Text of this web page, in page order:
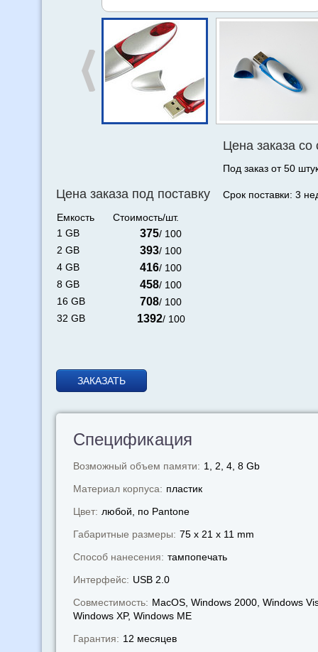
Цена заказа под поставку
Емкость
Стоимость/шт.
1 GB
375/ 100
2 GB
393/ 100
4 GB
416/ 100
8 GB
458/ 100
16 GB
708/ 100
32 GB
1392/ 100
Цена заказа со
Под заказ от 50
Срок поставки: 3
ЗАКАЗАТЬ
Спецификация
Возможный объем памяти: 1, 2, 4, 8 Gb
Материал корпуса: пластик
Цвет: любой, по Pantone
Габаритные размеры: 75 x 21 x 11 mm
Способ нанесения: тампопечать
Интерфейс: USB 2.0
Совместимость: MacOS, Windows 2000, Windows
Windows XP, Windows МЕ
Гарантия: 12 месяцев